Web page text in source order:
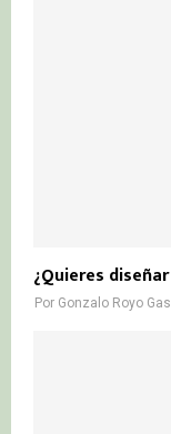
¿Quieres
Por Gonzalo Royo